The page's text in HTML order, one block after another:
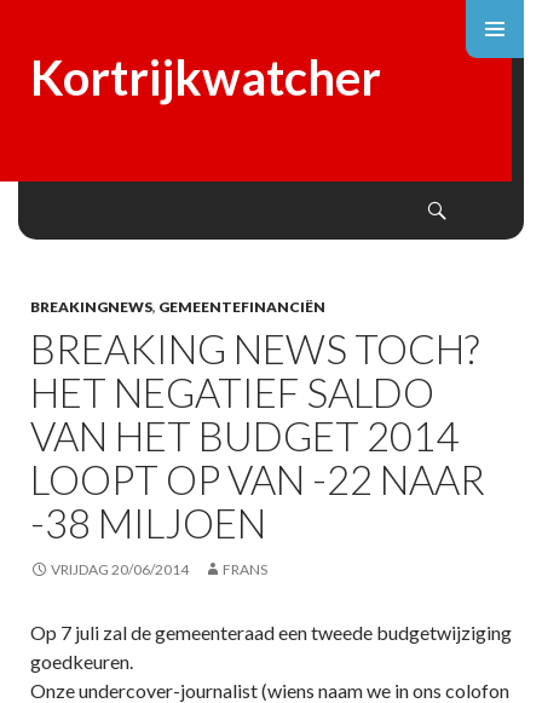
Kortrijkwatcher
BREAKINGNEWS, GEMEENTEFINANCIËN
BREAKING NEWS TOCH?
HET NEGATIEF SALDO
VAN HET BUDGET 2014
LOOPT OP VAN -22 NAAR
-38 MILJOEN
VRIJDAG 20/06/2014 FRANS
Op 7 juli zal de gemeenteraad een tweede budgetwijziging
goedkeuren.
Onze undercover-journalist (wiens naam we in ons colofon